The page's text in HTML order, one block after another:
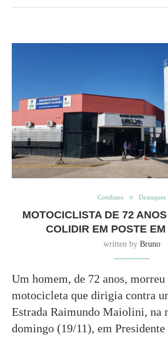
Cotidiano Destaques
MOTOCICLISTA DE 72
COLIDIR EM POSTE
written by Bruno
Um homem, de 72 anos, morreu
motocicleta que dirigia contra
Estrada Raimundo Maiolini, na
domingo (19/11), em Presidente